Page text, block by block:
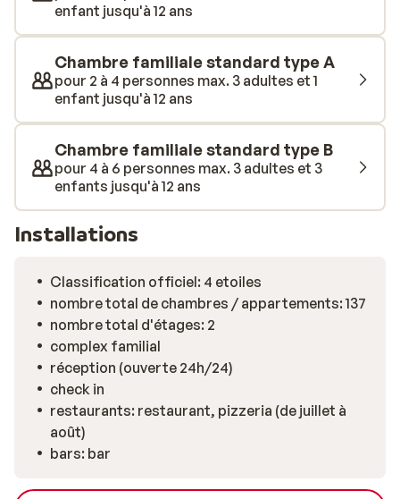
amis à l’aire de jeux, ou découvrir les plaisirs de l’eau à
la petite piscine. Le soir, la fête continue, avec le mini-
disco pour les enfants, suivi d’un spectacle amusant.
Un séjour alliant repos et activités en famille, sous le
soleil de la Costa Brava!
enfant jusqu'à 12 ans
Chambre familiale standard type A
pour 2 à 4 personnes max. 3 adultes et 1
enfant jusqu'à 12 ans
Chambre familiale standard type B
pour 4 à 6 personnes max. 3 adultes et 3
enfants jusqu'à 12 ans
Installations
Classification officiel: 4 etoiles
nombre total de chambres / appartements: 137
nombre total d'étages: 2
complex familial
réception (ouverte 24h/24)
check in
restaurants: restaurant, pizzeria (de juillet à
août)
bars: bar